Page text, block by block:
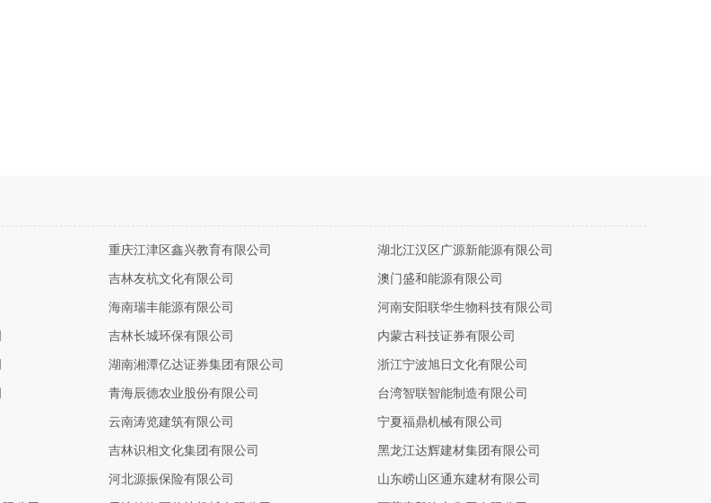
重庆江津区鑫兴教育有限公司 湖北江汉区广源新能源有限公司
吉林友杭文化有限公司 澳门盛和能源有限公司
海南瑞丰能源有限公司 河南安阳联华生物科技有限公司
吉林长城环保有限公司 内蒙古科技证券有限公司
湖南湘潭亿达证券集团有限公司 浙江宁波旭日文化有限公司
青海辰德农业股份有限公司 台湾智联智能制造有限公司
云南涛览建筑有限公司 宁夏福鼎机械有限公司
吉林识相文化集团有限公司 黑龙江达辉建材集团有限公司
河北源振保险有限公司 山东崂山区通东建材有限公司